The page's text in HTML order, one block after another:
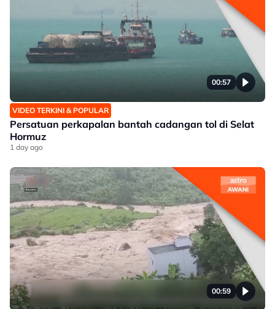
00:57
VIDEO TERKINI & POPULAR
Persatuan perkapalan bantah cadangan tol di Selat
Hormuz
1 day ago
00:59